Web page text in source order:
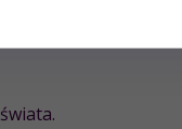
sznureczki